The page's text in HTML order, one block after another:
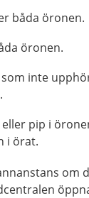
båda öronen.
öronen.
inte
pip i
i örat.
om